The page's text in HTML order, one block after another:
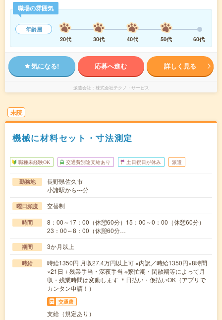
職場の雰囲気
年齢層
20代
30代 40代 50代 60代
気になる! 応募へ進む 詳しく見る
派遣会社 株式会社テクノ・サービス
未読
機械に材料セット・寸法測定
職種未経験OK 交通費別途支給あり 土日祝日が休み 派遣
勤務地
長野県佐久市
小諸駅から---分
曜日頻度 交替制
時間
8：00～17：00（休憩60分）15：00～0：00（休憩60分）
23：00～8：00（休憩60分…
期間 3か月以上
時給
時給1350円 月収27.4万円以上可 ※内訳／時給1350円×8時間
×21日＋残業手当・深夜手当 ※繁忙期・閑散期等によって月
収・残業時間は変動します ＊日払い・仮払いOK（アプリで
カンタン申請！）
交通費
支給（規定あり）